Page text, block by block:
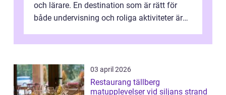
och lärare. En destination som är rätt för
både undervisning och roliga aktiviteter är
03 april 2026
Restaurang tällberg
matupplevelser vid siljans strand